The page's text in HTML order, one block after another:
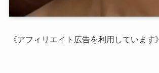
《アフィリエイト広告を利用しています》